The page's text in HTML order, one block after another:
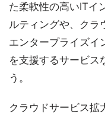
た柔軟性の高いITイ
ルティングや、クラ
エンタープライズイ
を支援するサービス
う。
クラウドサービス拡